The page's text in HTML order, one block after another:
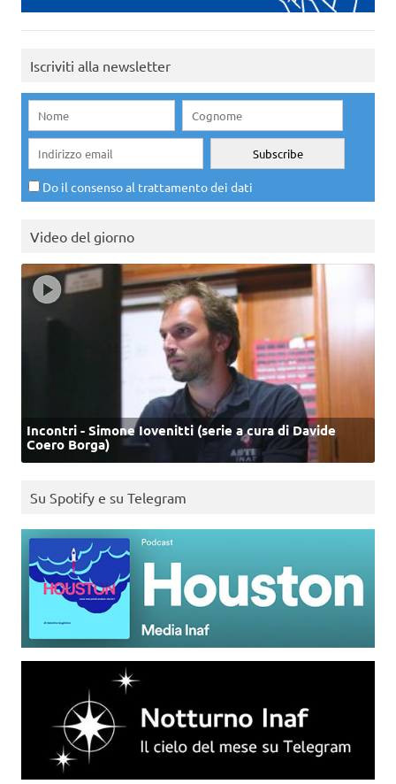
Iscriviti alla newsletter
Do il consenso al trattamento dei dati
Video del giorno
Incontri - Simone Iovenitti (serie a cura di Davide
Coero Borga)
Su Spotify e su Telegram